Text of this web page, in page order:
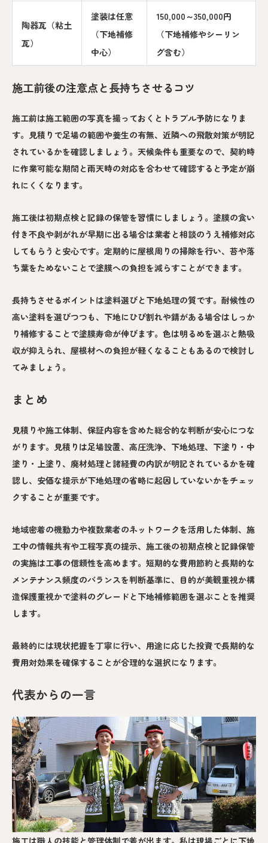
陶器瓦（粘土
瓦）
塗装は任意
（下地補修
中心）
150,000～350,000円
（下地補修やシーリン
グ含む）
施工前後の注意点と長持ちさせるコツ
施工前は施工範囲の写真を撮っておくとトラブル予防になりま
す。見積りで足場の範囲や養生の有無、近隣への飛散対策が明記
されているかを確認しましょう。天候条件も重要なので、契約時
に作業可能な期間と雨天時の対応を合わせて確認すると予定が崩
れにくくなります。
施工後は初期点検と記録の保管を習慣にしましょう。塗膜の食い
付き不良や剥がれが早期に出る場合は業者と相談のうえ補修対応
してもらうと安心です。定期的に屋根周りの掃除を行い、苔や落
ち葉をためないことで塗膜への負担を減らすことができます。
長持ちさせるポイントは塗料選びと下地処理の質です。耐候性の
高い塗料を選びつつも、下地にひび割れや錆がある場合はしっか
り補修することで塗膜寿命が伸びます。色は明るめを選ぶと熱吸
収が抑えられ、屋根材への負担が軽くなることもあるので検討し
てみましょう。
まとめ
見積りや施工体制、保証内容を含めた総合的な判断が安心につな
がります。見積りは足場設置、高圧洗浄、下地処理、下塗り・中
塗り・上塗り、廃材処理と諸経費の内訳が明記されているかを確
認し、安価な提示が下地処理の省略に起因していないかをチェッ
クすることが重要です。
地域密着の機動力や複数業者のネットワークを活用した体制、施
工中の情報共有や工程写真の提示、施工後の初期点検と記録保管
の実施は工事の信頼性を高めます。短期的な費用節約と長期的な
メンテナンス頻度のバランスを判断基準に、目的が美観重視か構
造保護重視かで塗料のグレードと下地補修範囲を選ぶことを推奨
します。
最終的には現状把握を丁寧に行い、用途に応じた投資で長期的な
費用対効果を確保することが合理的な選択になります。
代表からの一言
施工は職人の技能と管理体制で差が出ます。私は現場ごとに下地